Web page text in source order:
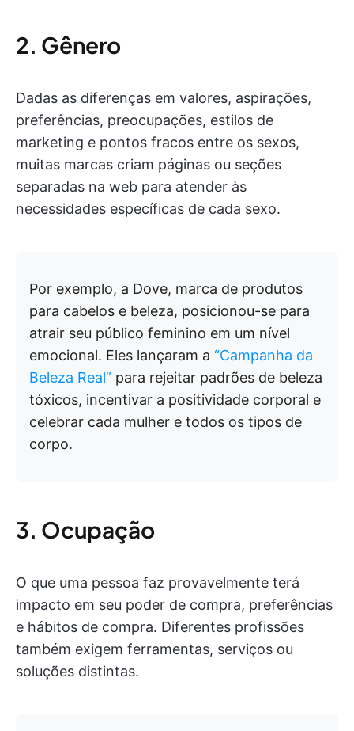
2. Gênero
Dadas as diferenças em valores, aspirações,
preferências, preocupações, estilos de
marketing e pontos fracos entre os sexos,
muitas marcas criam páginas ou seções
separadas na web para atender às
necessidades específicas de cada sexo.
Por exemplo, a Dove, marca de produtos
para cabelos e beleza, posicionou-se para
atrair seu público feminino em um nível
emocional. Eles lançaram a “Campanha da
Beleza Real” para rejeitar padrões de beleza
tóxicos, incentivar a positividade corporal e
celebrar cada mulher e todos os tipos de
corpo.
3. Ocupação
O que uma pessoa faz provavelmente terá
impacto em seu poder de compra, preferências
e hábitos de compra. Diferentes profissões
também exigem ferramentas, serviços ou
soluções distintas.